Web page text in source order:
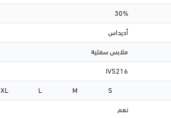
30%
أديداس
ملابس سفلية
IV5216
S
M
L
XL
نعم